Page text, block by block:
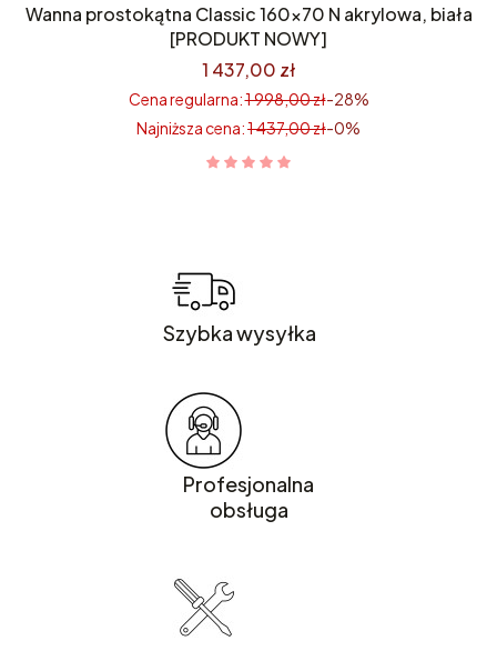
Wanna prostokątna Classic 160×70 N akrylowa, biała
[PRODUKT NOWY]
1 437,00 zł
Cena regularna:1 998,00 zł-28%
Najniższa cena:1 437,00 zł-0%
Szybka wysyłka
Profesjonalna
obsługa